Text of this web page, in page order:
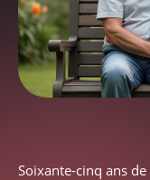
Soixante-cinq ans